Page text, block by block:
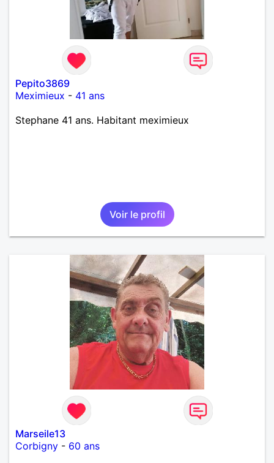
Pepito3869
Meximieux - 41 ans
Stephane 41 ans. Habitant meximieux
Voir le profil
Marseile13
Corbigny - 60 ans